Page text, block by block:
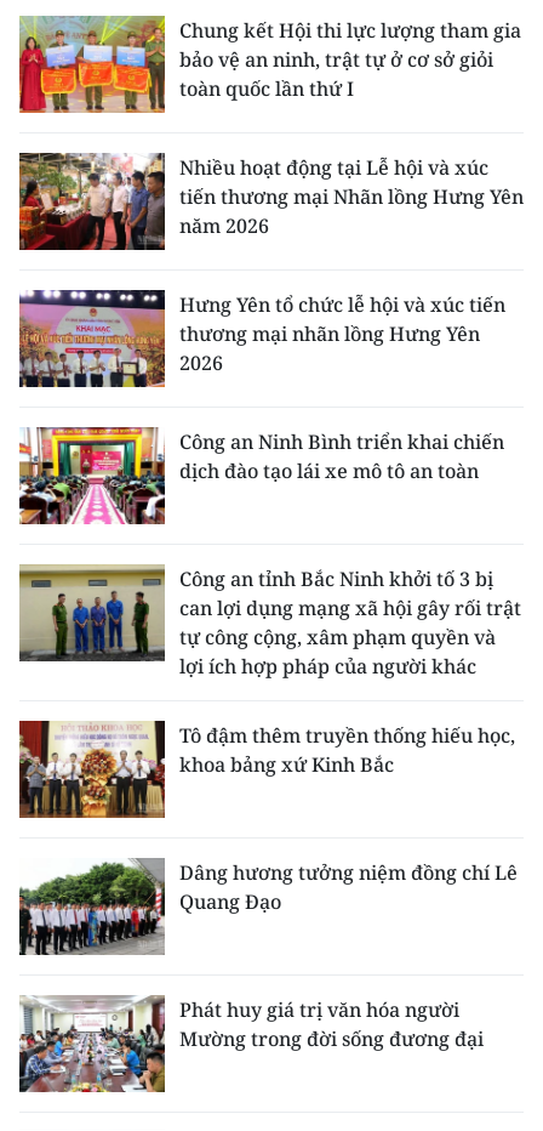
Chung kết Hội thi lực lượng tham gia
bảo vệ an ninh, trật tự ở cơ sở giỏi
toàn quốc lần thứ I
Nhiều hoạt động tại Lễ hội và xúc
tiến thương mại Nhãn lồng Hưng Yên
năm 2026
Hưng Yên tổ chức lễ hội và xúc tiến
thương mại nhãn lồng Hưng Yên
2026
Công an Ninh Bình triển khai chiến
dịch đào tạo lái xe mô tô an toàn
Công an tỉnh Bắc Ninh khởi tố 3 bị
can lợi dụng mạng xã hội gây rối trật
tự công cộng, xâm phạm quyền và
lợi ích hợp pháp của người khác
Tô đậm thêm truyền thống hiếu học,
khoa bảng xứ Kinh Bắc
Dâng hương tưởng niệm đồng chí Lê
Quang Đạo
Phát huy giá trị văn hóa người
Mường trong đời sống đương đại